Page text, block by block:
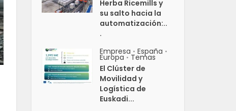
Herba Ricemills y
su salto hacia la
automatización:..
.
Empresa • España •
Europa • Temas
El Clúster de
Movilidad y
Logística de
Euskadi...